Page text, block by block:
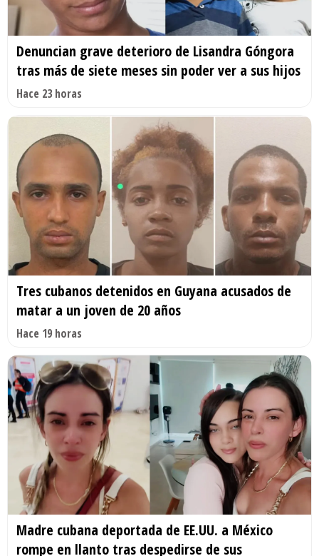
Denuncian grave deterioro de Lisandra Góngora
tras más de siete meses sin poder ver a sus hijos
Hace 23 horas
Tres cubanos detenidos en Guyana acusados de
matar a un joven de 20 años
Hace 19 horas
Madre cubana deportada de EE.UU. a México
rompe en llanto tras despedirse de sus